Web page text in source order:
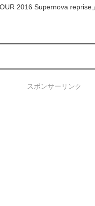
2016 Supernova reprise」
スポンサーリンク